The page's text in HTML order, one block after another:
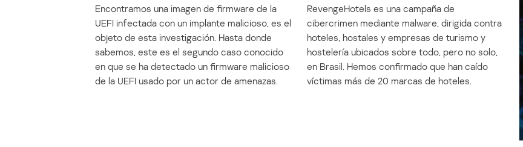
Encontramos una imagen de firmware de la
UEFI infectada con un implante malicioso, es el
objeto de esta investigación. Hasta donde
sabemos, este es el segundo caso conocido
en que se ha detectado un firmware malicioso
de la UEFI usado por un actor de amenazas.
RevengeHotels es una campaña de
cibercrimen mediante malware, dirigida contra
hoteles, hostales y empresas de turismo y
hostelería ubicados sobre todo, pero no solo,
en Brasil. Hemos confirmado que han caído
víctimas más de 20 marcas de hoteles.